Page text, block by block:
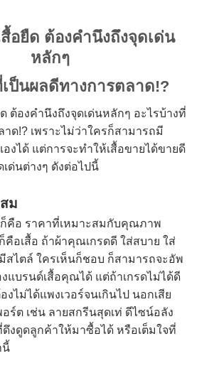
อยืด ต้องคำนึงถึงจุดเด่น
หลักๆ
เป็นผลดีทางการตลาด!?
องคำนึงถึงจุดเด่นหลักๆ อะไรบ้างที่
าด!? เพราะไม่ว่าใครก็สามารถมี
องได้ แต่การจะทำให้เสื้อขายได้ขายดี
ด่นต่างๆ ดังต่อไปนี้
ม
คือ ราคาที่เหมาะสมกับคุณภาพ
อเสื้อ ถ้าผ้าคุณเกรดดี ใส่สบาย ใส่
สไตล์ ใครเห็นก็ชอบ ก็สามารถจะอัพ
แบรนด์เสื้อคุณได้ แต่ถ้าเกรดไม่ได้ดี
ไม่ได้แพงเวอร์จนเกินไป นอกเสีย
ร์ต เช่น ลายสกรีนสุดเท่ ดีไซน์อลัง
ดึงดูดลูกค้าให้มาซื้อได้ หรือเต็มใจที่
นี้